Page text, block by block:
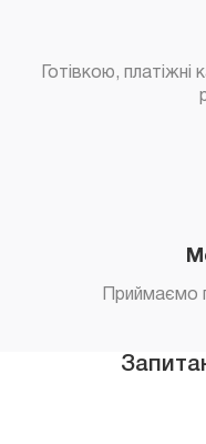
Готівкою,
Приймаємо